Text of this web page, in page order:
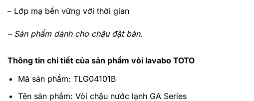
– Lớp mạ bền vững với thời gian
– Sản phẩm dành cho chậu đặt bàn.
Thông tin chi tiết của sản phẩm vòi lavabo TOTO
Mã sản phẩm: TLG04101B
Tên sản phẩm: Vòi chậu nước lạnh GA Series